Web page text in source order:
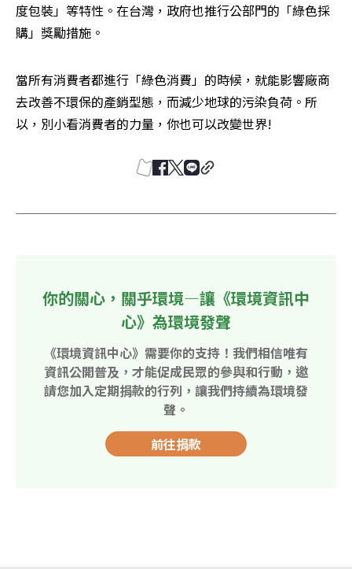
度包裝」等特性。在台灣，政府也推行公部門的「綠色採
購」獎勵措施。
當所有消費者都進行「綠色消費」的時候，就能影響廠商
去改善不環保的產銷型態，而減少地球的污染負荷。所
以，別小看消費者的力量，你也可以改變世界!
你的關心，關乎環境—讓《環境資訊中
心》為環境發聲
《環境資訊中心》需要你的支持！我們相信唯有
資訊公開普及，才能促成民眾的參與和行動，邀
請您加入定期捐款的行列，讓我們持續為環境發
聲。
前往捐款